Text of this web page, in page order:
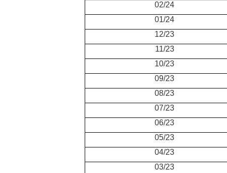
02/24
01/24
12/23
11/23
10/23
09/23
08/23
07/23
06/23
05/23
04/23
03/23